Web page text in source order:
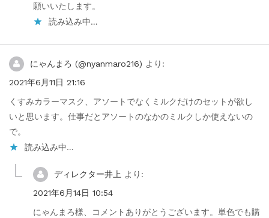
願いいたします。
読み込み中…
にゃんまろ (@nyanmaro216) より:
2021年6月11日 21:16
くすみカラーマスク、アソートでなくミルクだけのセットが欲し
いと思います。仕事だとアソートのなかのミルクしか使えないの
で。
読み込み中…
ディレクター井上 より:
2021年6月14日 10:54
にゃんまろ様、コメントありがとうございます。単色でも購